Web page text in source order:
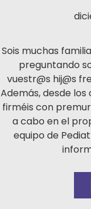
Sois muchas
preguntando
vuestr@s hij@s
Además, desde
firméis con
a cabo en el
equipo de